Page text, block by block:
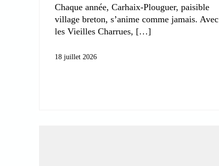
Chaque année, Carhaix-Plouguer, paisible
village breton, s’anime comme jamais. Avec
les Vieilles Charrues,
18 juillet 2026